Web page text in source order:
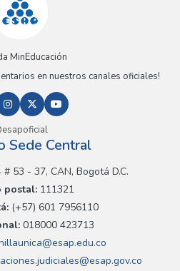
MinEducación
en nuestros canales oficiales!
Sede Central
53 - 37, CAN, Bogotá D.C.
postal: 111321
(+57) 601 7956110
018000 423713